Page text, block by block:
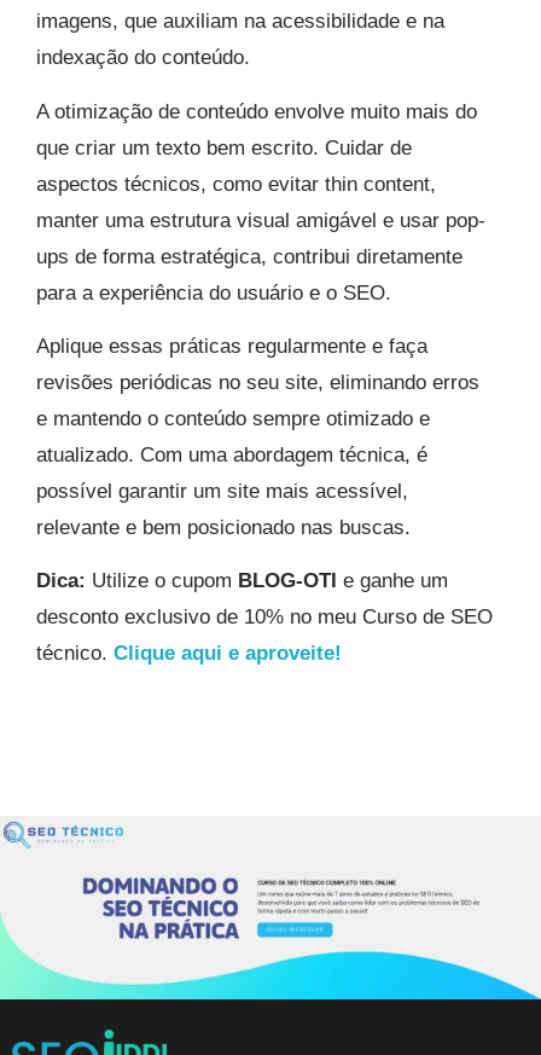
imagens, que auxiliam na acessibilidade e na
indexação do conteúdo.
A otimização de conteúdo envolve muito mais do
que criar um texto bem escrito. Cuidar de
aspectos técnicos, como evitar thin content,
manter uma estrutura visual amigável e usar pop-
ups de forma estratégica, contribui diretamente
para a experiência do usuário e o SEO.
Aplique essas práticas regularmente e faça
revisões periódicas no seu site, eliminando erros
e mantendo o conteúdo sempre otimizado e
atualizado. Com uma abordagem técnica, é
possível garantir um site mais acessível,
relevante e bem posicionado nas buscas.
Dica: Utilize o cupom BLOG-OTI e ganhe um
desconto exclusivo de 10% no meu Curso de SEO
técnico. Clique aqui e aproveite!